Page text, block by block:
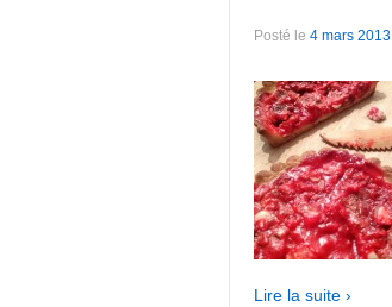
Posté le 4 mars 2013
Lire la suite ›